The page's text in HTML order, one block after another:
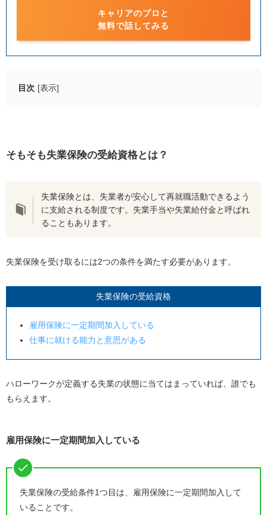
キャリアのプロと
無料で話してみる
目次 [表示]
仕事に就ける能力と意思がある
7日間の待期期間を完了する
週20時間未満・契約期間31日未満で契約する
ハローワークに働いた日を申告する
1日4時間未満の場合：収入によって減額される可能
性も
1日4時間以上働いた場合：後に持ち越される
1日の受給額の8割以上稼いだ場合：減額される
定職に就いたとみなされた場合：もらえない
失業保険を受給するうえでの注意点
待期期間中に働いた場合は受給開始期間が延長され
1日4時間ぴったり・それ以上働くと給付が遅くなる
になる
【即日退職も可能】おすすめの退職代行サービス
退職代行Jobs
そもそも失業保険の受給資格とは？
失業保険とは、失業者が安心して再就職活動できるよう
に支給される制度です。失業手当や失業給付金と呼ばれ
ることもあります。
失業保険を受け取るには2つの条件を満たす必要があります。
失業保険の受給資格
雇用保険に一定期間加入している
仕事に就ける能力と意思がある
ハローワークが定義する失業の状態に当てはまっていれば、誰でも
もらえます。
雇用保険に一定期間加入している
失業保険の受給条件1つ目は、雇用保険に一定期間加入して
いることです。